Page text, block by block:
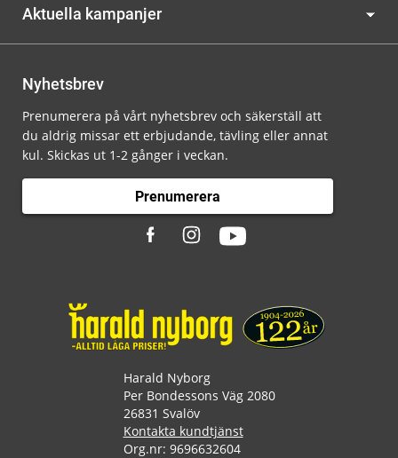
Aktuella kampanjer
Nyhetsbrev
Prenumerera på vårt nyhetsbrev och säkerställ att
du aldrig missar ett erbjudande, tävling eller annat
kul. Skickas ut 1-2 gånger i veckan.
Prenumerera
Harald Nyborg
Per Bondessons Väg 2080
26831 Svalöv
Kontakta kundtjänst
Org.nr: 9696632604